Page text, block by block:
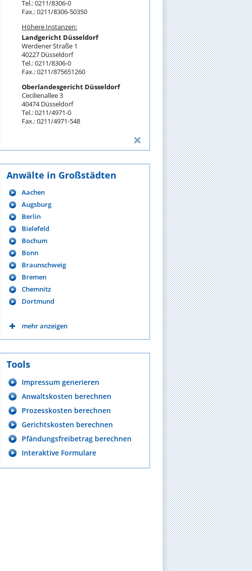
Tel.: 0211/8306-0
Fax.: 0211/8306-50350
Höhere Instanzen:
Landgericht Düsseldorf
Werdener Straße 1
40227 Düsseldorf
Tel.: 0211/8306-0
Fax.: 0211/875651260
Oberlandesgericht Düsseldorf
Cecilienallee 3
40474 Düsseldorf
Tel.: 0211/4971-0
Fax.: 0211/4971-548
Anwälte in Großstädten
Aachen
Augsburg
Berlin
Bielefeld
Bochum
Bonn
Braunschweig
Bremen
Chemnitz
Dortmund
mehr anzeigen
Tools
Impressum generieren
Anwaltskosten berechnen
Prozesskosten berechnen
Gerichtskosten berechnen
Pfändungsfreibetrag berechnen
Interaktive Formulare